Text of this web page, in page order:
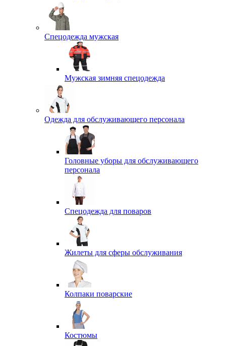
Спецодежда мужская
Мужская зимняя спецодежда
Одежда для обслуживающего персонала
Головные уборы для обслуживающего
персонала
Спецодежда для поваров
Жилеты для сферы обслуживания
Колпаки поварские
Костюмы